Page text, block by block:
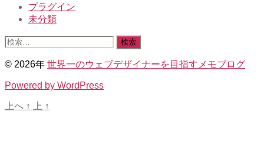
プラグイン
未分類
検
対
© 2026年 世界一のウェブデザイナーを目指すメモブログ
Powered by WordPress
上へ ↑ 上 ↑